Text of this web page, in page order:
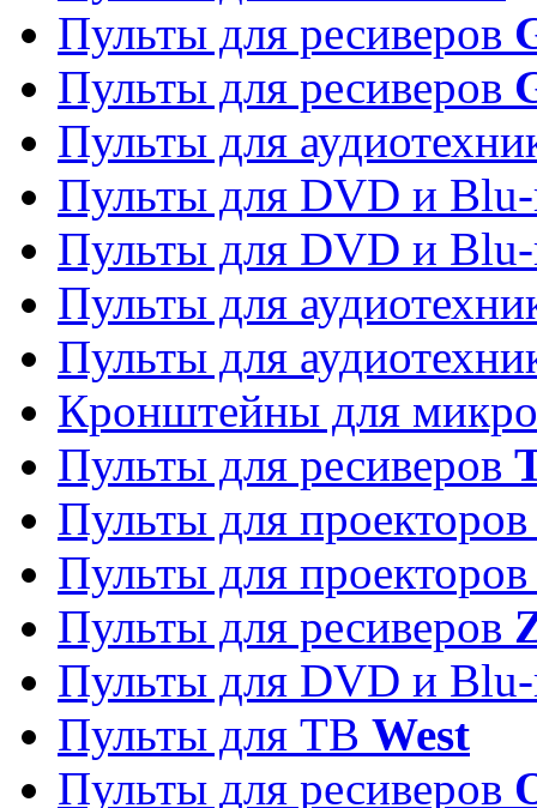
Пульты для ресиверов
Пульты для ресиверов
Пульты для
Пульты для DVD и
Пульты для DVD и
Пульты для
Пульты для
Кронштейны для
Пульты для ресиверов
Пульты для
Пульты для
Пульты для ресиверов
Пульты для DVD и
Пульты для ТВ West
Пульты для ресиверов